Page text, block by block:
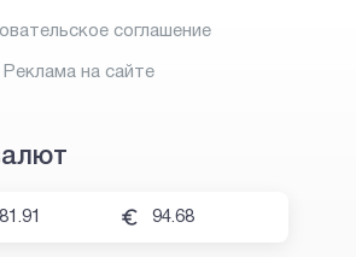
соглашение
Реклама на сайте
81.91 94.68